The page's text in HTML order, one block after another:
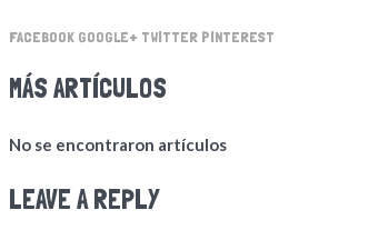
FACEBOOK GOOGLE+ TWITTER PINTEREST
MÁS ARTÍCULOS
No se encontraron artículos
LEAVE A REPLY